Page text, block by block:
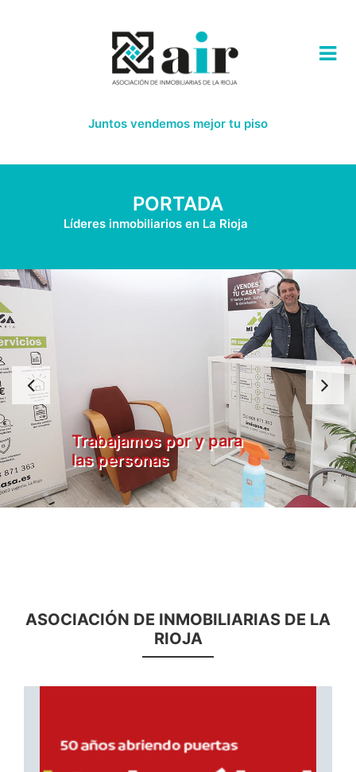
Juntos vendemos mejor tu piso
PORTADA
Líderes inmobiliarios en La Rioja
-->
Trabajamos por y para
las personas
Anterior
ASOCIACIÓN DE INMOBILIARIAS DE LA
RIOJA